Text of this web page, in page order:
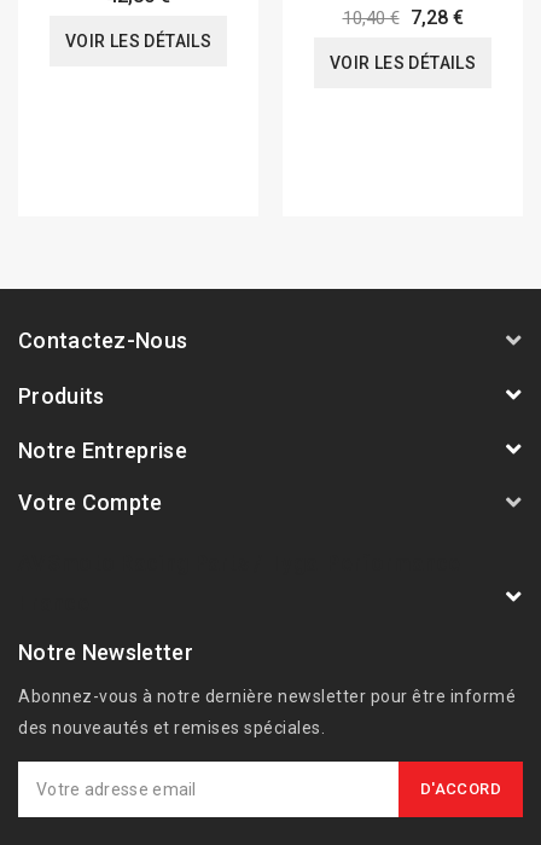
VOIR LES DÉTAILS
10,40 € 7,28 €
VOIR LES DÉTAILS
Contactez-Nous
Produits
Notre Entreprise
Votre Compte
Notre Newsletter
Abonnez-vous à notre dernière newsletter pour être informé
des nouveautés et remises spéciales.